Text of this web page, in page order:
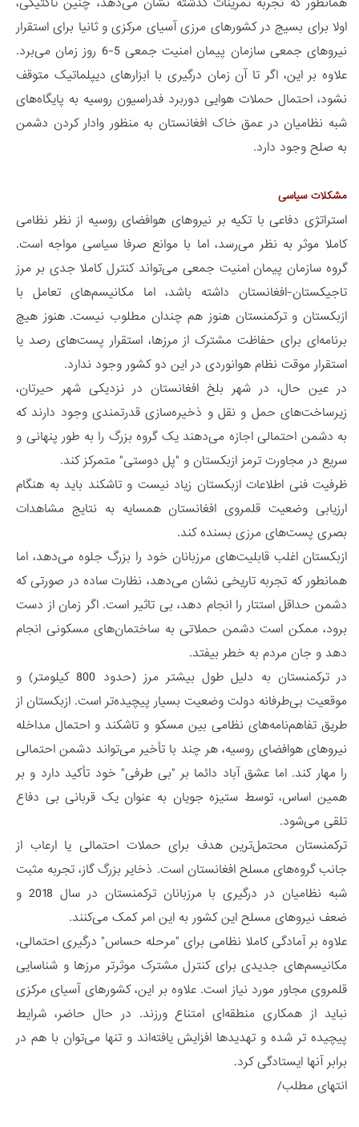
اولا برای بسیج در کشورهای مرزی آسیای مرکزی و ثانیا برای استقرار
نیروهای جمعی سازمان پیمان امنیت جمعی 5-6 روز زمان می‌برد.
علاوه بر این، اگر تا آن زمان درگیری با ابزارهای دیپلماتیک متوقف
نشود، احتمال حملات هوایی دوربرد فدراسیون روسیه به پایگاه‌های
شبه نظامیان در عمق خاک افغانستان به منظور وادار کردن دشمن
به صلح وجود دارد.
مشکلات سیاسی
استراتژی دفاعی با تکیه بر نیروهای هوافضای روسیه از نظر نظامی
کاملا موثر به نظر می‌رسد، اما با موانع صرفا سیاسی مواجه است.
گروه سازمان پیمان امنیت جمعی می‌تواند کنترل کاملا جدی بر مرز
تاجیکستان-افغانستان داشته باشد، اما مکانیسم‌های تعامل با
ازبکستان و ترکمنستان هنوز هم چندان مطلوب نیست. هنوز هیچ
برنامه‌ای برای حفاظت مشترک از مرزها، استقرار پست‌های رصد یا
استقرار موقت نظام هوانوردی در این دو کشور وجود ندارد.
در عین حال، در شهر بلخ افغانستان در نزدیکی شهر حیرتان،
زیرساخت‌های حمل و نقل و ذخیره‌سازی قدرتمندی وجود دارند که
به دشمن احتمالی اجازه می‌دهند یک گروه بزرگ را به طور پنهانی و
سریع در مجاورت ترمز ازبکستان و "پل دوستی" متمرکز کند.
ظرفیت فنی اطلاعات ازبکستان زیاد نیست و تاشکند باید به هنگام
ارزیابی وضعیت قلمروی افغانستان همسایه به نتایج مشاهدات
بصری پست‌های مرزی بسنده کند.
ازبکستان اغلب قابلیت‌های مرزبانان خود را بزرگ جلوه می‌دهد، اما
همانطور که تجربه تاریخی نشان می‌دهد، نظارت ساده در صورتی که
دشمن حداقل استتار را انجام دهد، بی تاثیر است. اگر زمان از دست
برود، ممکن است دشمن حملاتی به ساختمان‌های مسکونی انجام
دهد و جان مردم به خطر بیفتد.
در ترکمنستان به دلیل طول بیشتر مرز (حدود 800 کیلومتر) و
موقعیت بی‌طرفانه دولت وضعیت بسیار پیچیده‌تر است. ازبکستان از
طریق تفاهم‌نامه‌های نظامی بین مسکو و تاشکند و احتمال مداخله
نیروهای هوافضای روسیه، هر چند با تأخیر می‌تواند دشمن احتمالی
را مهار کند. اما عشق آباد دائما بر "بی طرفی" خود تأکید دارد و بر
همین اساس، توسط ستیزه جویان به عنوان یک قربانی بی دفاع
تلقی می‌شود.
ترکمنستان محتمل‌ترین هدف برای حملات احتمالی یا ارعاب از
جانب گروه‌های مسلح افغانستان است. ذخایر بزرگ گاز، تجربه مثبت
شبه نظامیان در درگیری با مرزبانان ترکمنستان در سال 2018 و
ضعف نیروهای مسلح این کشور به این امر کمک می‌کنند.
علاوه بر آمادگی کاملا نظامی برای "مرحله حساس" درگیری احتمالی،
مکانیسم‌های جدیدی برای کنترل مشترک موثرتر مرزها و شناسایی
قلمروی مجاور مورد نیاز است. علاوه بر این، کشورهای آسیای مرکزی
نباید از همکاری منطقه‌ای امتناع ورزند. در حال حاضر، شرایط
پیچیده تر شده و تهدیدها افزایش یافته‌اند و تنها می‌توان با هم در
برابر آنها ایستادگی کرد.
انتهای مطلب/